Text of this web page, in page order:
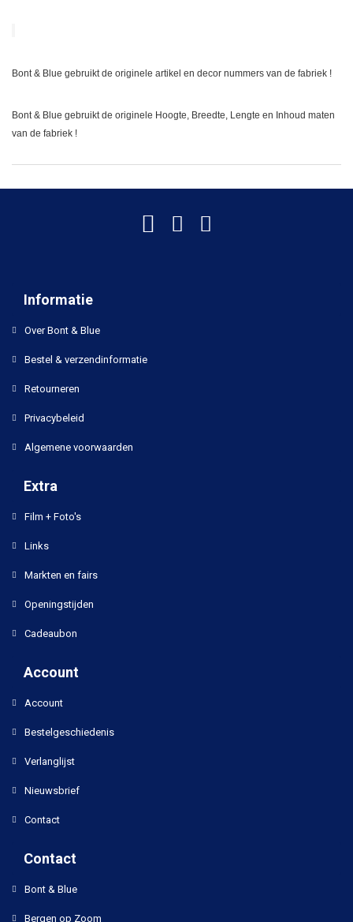
Bont & Blue gebruikt de originele artikel en decor nummers van de fabriek !
Bont & Blue gebruikt de originele Hoogte, Breedte, Lengte en Inhoud maten
van de fabriek !
Informatie
Over Bont & Blue
Bestel & verzendinformatie
Retourneren
Privacybeleid
Algemene voorwaarden
Extra
Film + Foto's
Links
Markten en fairs
Openingstijden
Cadeaubon
Account
Account
Bestelgeschiedenis
Verlanglijst
Nieuwsbrief
Contact
Contact
Bont & Blue
Bergen op Zoom